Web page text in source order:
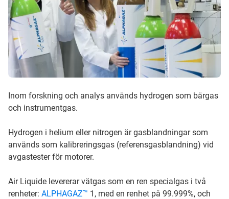
Inom forskning och analys används hydrogen som bärgas
och instrumentgas.
Hydrogen i helium eller nitrogen är gasblandningar som
används som kalibreringsgas (referensgasblandning) vid
avgastester för motorer.
Air Liquide levererar vätgas som en ren specialgas i två
renheter: ALPHAGAZ™ 1, med en renhet på 99.999%, och